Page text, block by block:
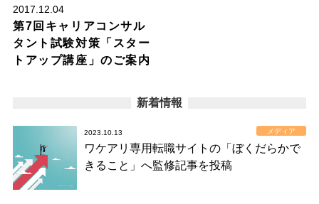
2017.12.04
第7回キャリアコンサル
タント試験対策「スター
トアップ講座」のご案内
新着情報
2023.10.13 メディア
ワケアリ専用転職サイトの「ぼくだらかで
きること」へ監修記事を投稿